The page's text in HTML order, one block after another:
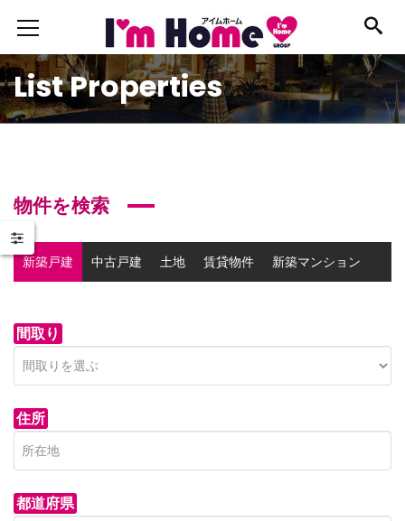
List Properties
物件を検索
新築戸建 中古戸建 土地 賃貸物件 新築マンション
間取り
住所
都道府県